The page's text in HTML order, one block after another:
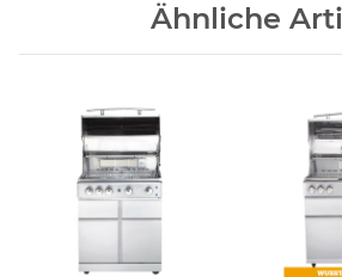
Ähnliche